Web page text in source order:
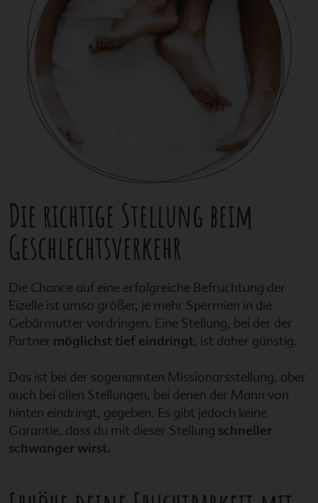
Die richtige Stellung beim
Geschlechtsverkehr
Die Chance auf eine erfolgreiche Befruchtung der
Eizelle ist umso größer, je mehr Spermien in die
Gebärmutter vordringen. Eine Stellung, bei der der
Partner möglichst tief eindringt, ist daher günstig.
Das ist bei der sogenannten Missionarsstellung, aber
auch bei allen Stellungen, bei denen der Mann von
hinten eindringt, gegeben. Es gibt jedoch keine
Garantie, dass du mit dieser Stellung schneller
schwanger wirst.